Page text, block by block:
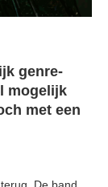
genre-
mogelijk
met een